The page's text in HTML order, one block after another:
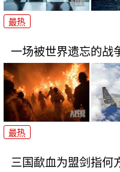
最热
一场被世界遗忘的战
最热
三国歃血为盟剑指何